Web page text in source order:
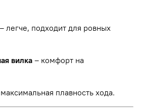
– легче, подходит для ровных
вилка – комфорт на
плавность хода.